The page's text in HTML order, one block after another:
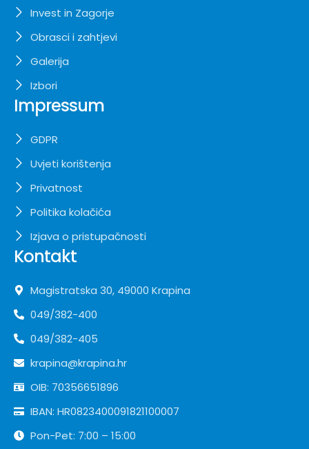
Invest in Zagorje
Obrasci i zahtjevi
Galerija
Izbori
Impressum
GDPR
Uvjeti korištenja
Privatnost
Politika kolačića
Izjava o pristupačnosti
Kontakt
Magistratska 30, 49000 Krapina
049/382-400
049/382-405
krapina@krapina.hr
OIB: 70356651896
IBAN: HR0823400091821100007
Pon-Pet: 7:00 – 15:00